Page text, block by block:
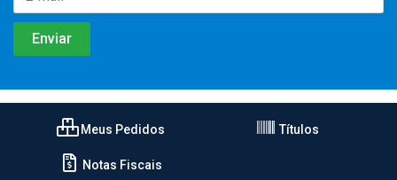
Meus Pedidos Títulos
Notas Fiscais